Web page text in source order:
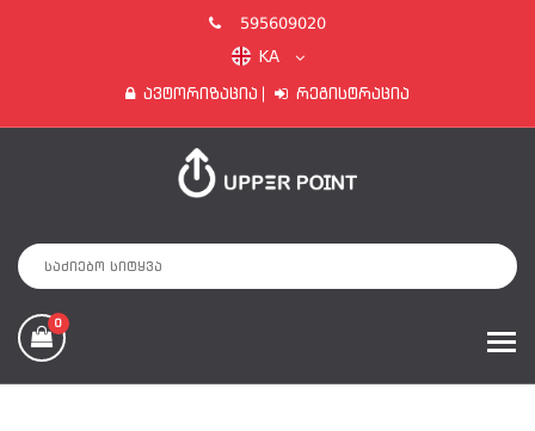
595609020
KA
Ავტორიზაცია
Რეგისტრაცია
0